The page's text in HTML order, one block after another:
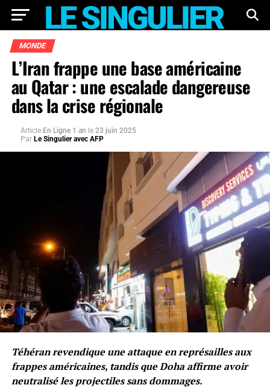
MONDE
L’Iran frappe une base américaine
au Qatar : une escalade dangereuse
dans la crise régionale
Article En Ligne 1 an le 23 juin 2025
Par Le Singulier avec AFP
Téhéran revendique une attaque en représailles aux
frappes américaines, tandis que Doha affirme avoir
neutralisé les projectiles sans dommages.